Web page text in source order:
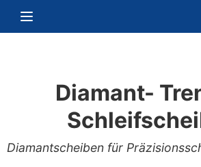
Navigation umschalten
Diamant-
Diamantscheiben für